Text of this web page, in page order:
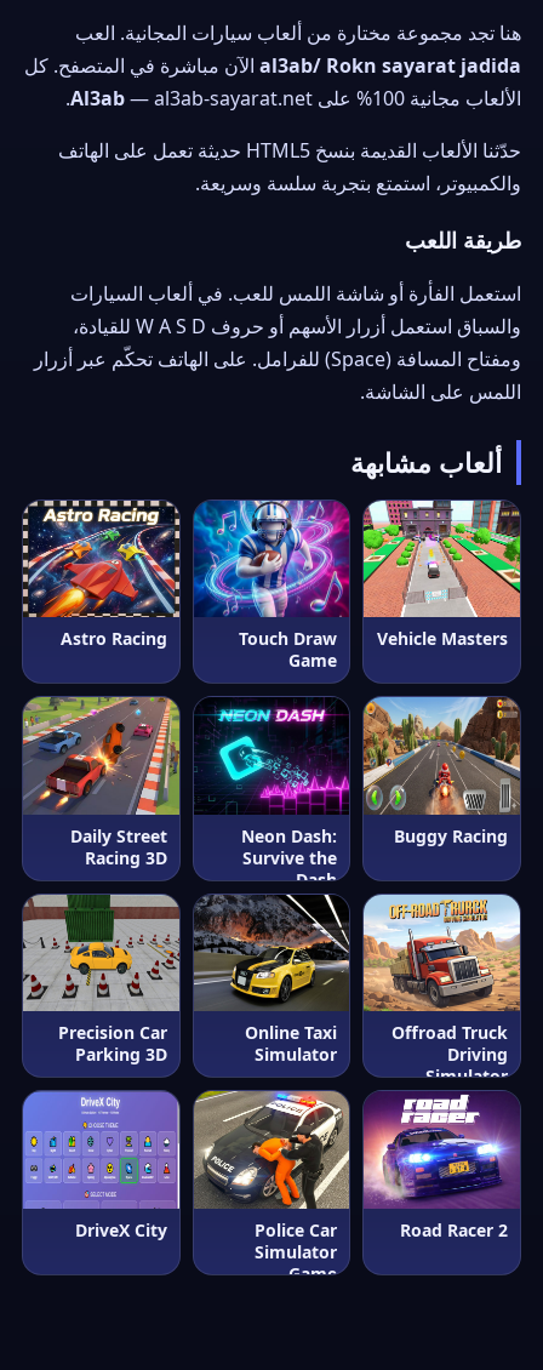
هنا تجد مجموعة مختارة من ألعاب سيارات المجانية. العب
al3ab/ Rokn sayarat jadida الآن مباشرة في المتصفح. كل
الألعاب مجانية 100% على
Al3ab— al3ab-sayarat.net.
حدّثنا الألعاب القديمة بنسخ HTML5 حديثة تعمل على الهاتف
والكمبيوتر، استمتع بتجربة سلسة وسريعة.
طريقة اللعب
استعمل الفأرة أو شاشة اللمس للعب. في ألعاب السيارات
والسباق استعمل أزرار الأسهم أو حروف W A S D للقيادة،
ومفتاح المسافة (Space) للفرامل. على الهاتف تحكّم عبر أزرار
اللمس على الشاشة.
ألعاب مشابهة
Vehicle Masters
Touch Draw
Game
Astro Racing
Buggy Racing
Neon Dash:
Survive the
Dash
Daily Street
Racing 3D
Offroad Truck
Driving
Simulator
Online Taxi
Simulator
Precision Car
Parking 3D
Road Racer 2
Police Car
Simulator
Game
DriveX City